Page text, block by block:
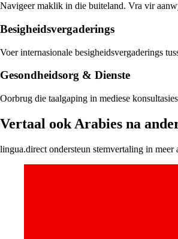
Navigeer maklik in die buiteland. Vra vir
Besigheidsvergaderings
Voer internasionale besigheidsvergaderings
Gesondheidsorg & Dienste
Oorbrug die taalgaping in mediese
Vertaal ook Arabies na
lingua.direct ondersteun stemvertaling in meer